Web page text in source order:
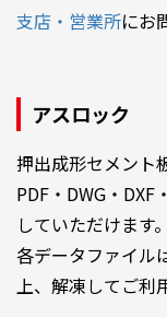
支店・営業所にお
アスロック
押出成形セメント
PDF・DWG・
していただけます。
各データファイル
上、解凍してご利